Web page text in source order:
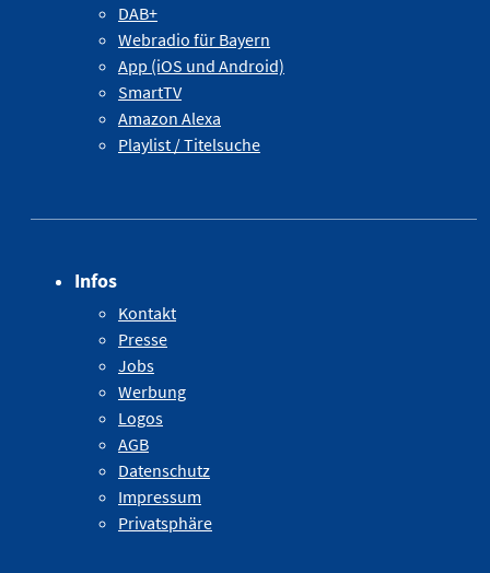
DAB+
Webradio für Bayern
App (iOS und Android)
SmartTV
Amazon Alexa
Playlist / Titelsuche
Infos
Kontakt
Presse
Jobs
Werbung
Logos
AGB
Datenschutz
Impressum
Privatsphäre